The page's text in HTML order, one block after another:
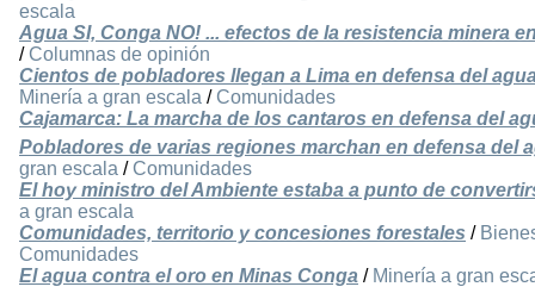
escala
Agua SI, Conga NO! ... efectos de la resistencia minera
/ Columnas de opinión
Cientos de pobladores llegan a Lima en defensa del
Minería a gran escala / Comunidades
Cajamarca: La marcha de los cantaros en defensa del
Pobladores de varias regiones marchan en defensa del
gran escala / Comunidades
El hoy ministro del Ambiente estaba a punto de
a gran escala
Comunidades, territorio y concesiones forestales /
Comunidades
El agua contra el oro en Minas Conga / Minería a gran